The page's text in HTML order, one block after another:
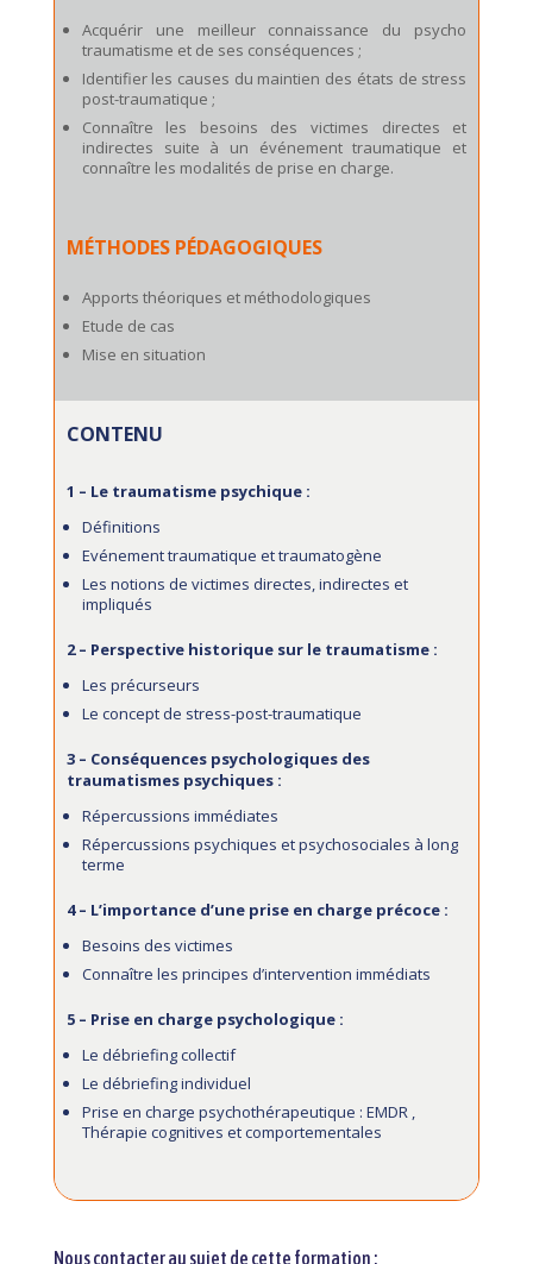
Acquérir une meilleur connaissance du psycho
traumatisme et de ses conséquences ;
Identifier les causes du maintien des états de stress
post-traumatique ;
Connaître les besoins des victimes directes et
indirectes suite à un événement traumatique et
connaître les modalités de prise en charge.
MÉTHODES PÉDAGOGIQUES
Apports théoriques et méthodologiques
Etude de cas
Mise en situation
CONTENU
1 – Le traumatisme psychique :
Définitions
Evénement traumatique et traumatogène
Les notions de victimes directes, indirectes et
impliqués
2 – Perspective historique sur le traumatisme :
Les précurseurs
Le concept de stress-post-traumatique
3 – Conséquences psychologiques des
traumatismes psychiques :
Répercussions immédiates
Répercussions psychiques et psychosociales à long
terme
4 – L’importance d’une prise en charge précoce :
Besoins des victimes
Connaître les principes d’intervention immédiats
5 – Prise en charge psychologique :
Le débriefing collectif
Le débriefing individuel
Prise en charge psychothérapeutique : EMDR ,
Thérapie cognitives et comportementales
Nous contacter au sujet de cette formation :